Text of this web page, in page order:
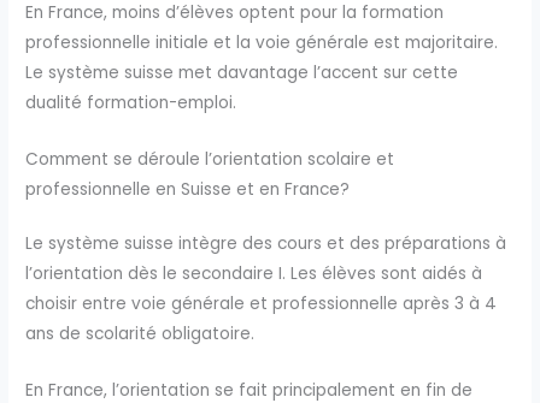
En France, moins d’élèves optent pour la formation
professionnelle initiale et la voie générale est majoritaire.
Le système suisse met davantage l’accent sur cette
dualité formation-emploi.
Comment se déroule l’orientation scolaire et
professionnelle en Suisse et en France?
Le système suisse intègre des cours et des préparations à
l’orientation dès le secondaire I. Les élèves sont aidés à
choisir entre voie générale et professionnelle après 3 à 4
ans de scolarité obligatoire.
En France, l’orientation se fait principalement en fin de